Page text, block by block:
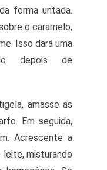
forma untada.
o caramelo,
Isso dará uma
depois de
amasse as
Em seguida,
Acrescente a
leite, misturando